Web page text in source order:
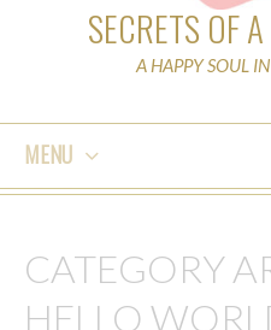
SECRETS OF
A HAPPY SOUL
MENU
CONTENT
CATEGORY
HELLO